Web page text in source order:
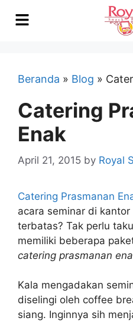
Beranda » Blog »
Catering
Enak
April 21, 2015 by Royal
Catering Prasmanan
acara seminar di
terbatas? Tak perlu
memiliki beberapa
catering prasmanan
Kala mengadakan
diselingi oleh coffee
siang. Inginnya sih